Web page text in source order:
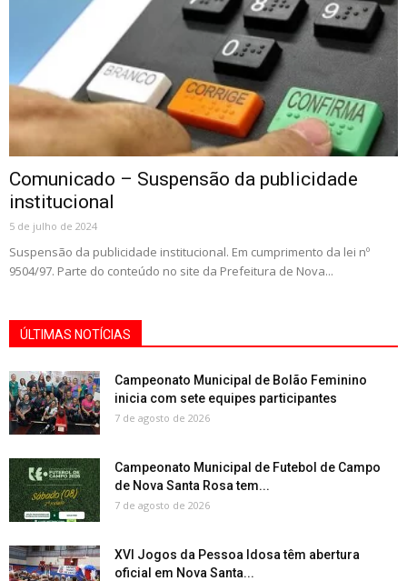
Comunicado – Suspensão da publicidade
institucional
5 de julho de 2024
Suspensão da publicidade institucional. Em cumprimento da lei nº
9504/97. Parte do conteúdo no site da Prefeitura de Nova...
ÚLTIMAS NOTÍCIAS
Campeonato Municipal de Bolão Feminino
inicia com sete equipes participantes
7 de agosto de 2026
Campeonato Municipal de Futebol de Campo
de Nova Santa Rosa tem...
7 de agosto de 2026
XVI Jogos da Pessoa Idosa têm abertura
oficial em Nova Santa...